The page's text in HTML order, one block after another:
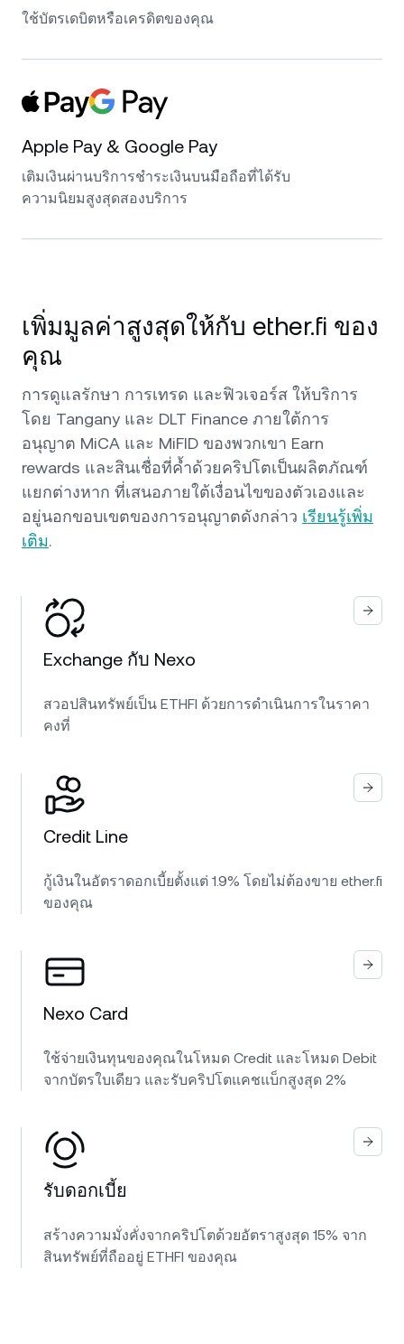
ใช้บัตรเดบิตหรือเครดิตของคุณ
Apple Pay & Google Pay
เติมเงินผ่านบริการชำระเงินบนมือถือที่ได้รับ
ความนิยมสูงสุดสองบริการ
เพิ่มมูลค่าสูงสุดให้กับ ether.fi ของ
คุณ
การดูแลรักษา การเทรด และฟิวเจอร์ส ให้บริการ
โดย Tangany และ DLT Finance ภายใต้การ
อนุญาต MiCA และ MiFID ของพวกเขา Earn
rewards และสินเชื่อที่ค้ำด้วยคริปโตเป็นผลิตภัณฑ์
แยกต่างหาก ที่เสนอภายใต้เงื่อนไขของตัวเองและ
อยู่นอกขอบเขตของการอนุญาตดังกล่าว เรียนรู้เพิ่ม
เติม.
Exchange กับ Nexo
สวอปสินทรัพย์เป็น ETHFI ด้วยการดำเนินการในราคา
คงที่
Credit Line
กู้เงินในอัตราดอกเบี้ยตั้งแต่ 1.9% โดยไม่ต้องขาย ether.fi
ของคุณ
Nexo Card
ใช้จ่ายเงินทุนของคุณในโหมด Credit และโหมด Debit
จากบัตรใบเดียว และรับคริปโตแคชแบ็กสูงสุด 2%
รับดอกเบี้ย
สร้างความมั่งคั่งจากคริปโตด้วยอัตราสูงสุด 15% จาก
สินทรัพย์ที่ถืออยู่ ETHFI ของคุณ